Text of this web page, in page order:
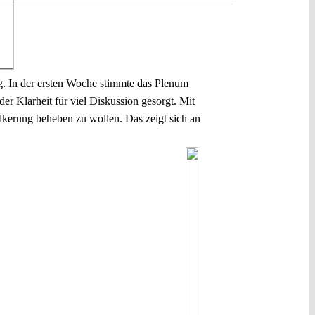
In der ersten Woche stimmte das Plenum
Klarheit für viel Diskussion gesorgt. Mit
beheben zu wollen. Das zeigt sich an